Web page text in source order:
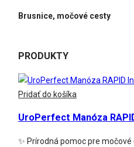
Brusnice, močové cesty
PRODUKTY
Pridať do košíka
UroPerfect Manóza
✨ Prírodná pomoc pre